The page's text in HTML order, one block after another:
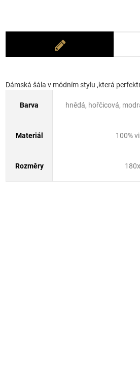
Dámská šála v módním stylu ,která
Barva hnědá, hořčicová,
Materiál 100%
Rozměry